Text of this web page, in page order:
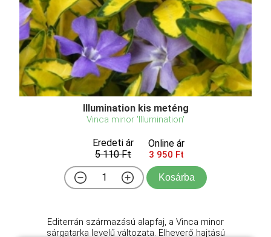
Illumination kis meténg
Vinca minor 'Illumination'
Eredeti ár
5 110 Ft
Online ár
3 950 Ft
Kosárba
Editerrán származású alapfaj, a Vinca minor
sárgatarka levelű változata. Elheverő hajtású